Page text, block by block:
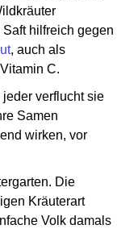
Saft hilfreich gegen
, auch als
C.
verflucht sie
Samen
wirken, vor
Die
Kräuterart
Volk damals